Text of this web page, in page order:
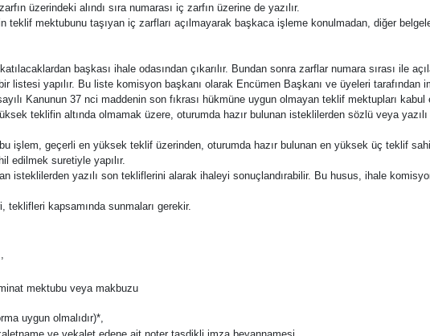
üzerindeki alındı sıra numarası iç zarfın üzerine de yazılır.
mektubunu taşıyan iç zarfları açılmayarak başkaca işleme konulmadan, diğer
başkası ihale odasından çıkarılır. Bundan sonra zarflar numara sırası ile
listesi yapılır. Bu liste komisyon başkanı olarak Encümen Başkanı ve üyeleri tarafından
Kanunun 37 nci maddenin son fıkrası hükmüne uygun olmayan teklif mektupları kabul
teklifin altında olmamak üzere, oturumda hazır bulunan isteklilerden sözlü veya
işlem, geçerli en yüksek teklif üzerinden, oturumda hazır bulunan en yüksek üç teklif
edilmek suretiyle yapılır.
isteklilerden yazılı son tekliflerini alarak ihaleyi sonuçlandırabilir. Bu husus, ihale
teklifleri kapsamında sunmaları gerekir.
mektubu veya makbuzu
uygun olmalıdır)*,